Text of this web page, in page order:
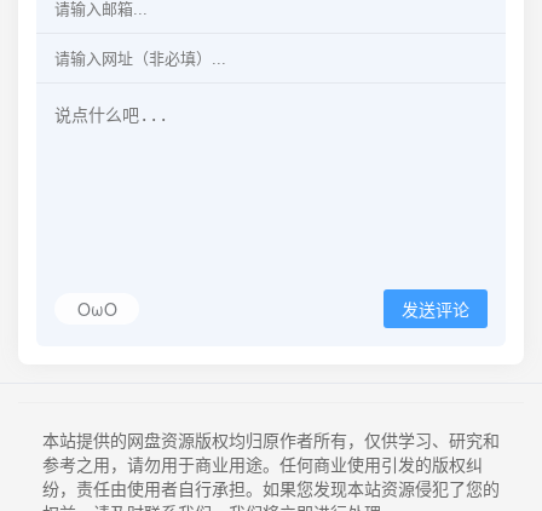
OωO 发送评论
本站提供的网盘资源版权均归原作者所有，仅供学习、研究和
参考之用，请勿用于商业用途。任何商业使用引发的版权纠
纷，责任由使用者自行承担。如果您发现本站资源侵犯了您的